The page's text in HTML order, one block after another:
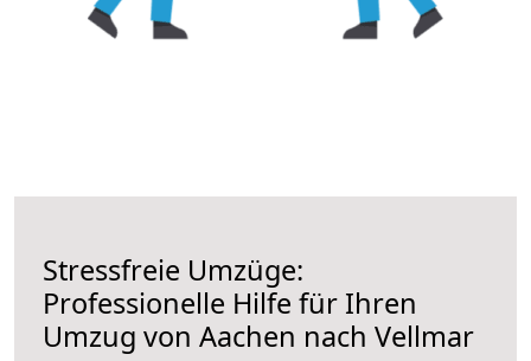
Stressfreie Umzüge:
Professionelle Hilfe für Ihren
Umzug von Aachen nach Vellmar